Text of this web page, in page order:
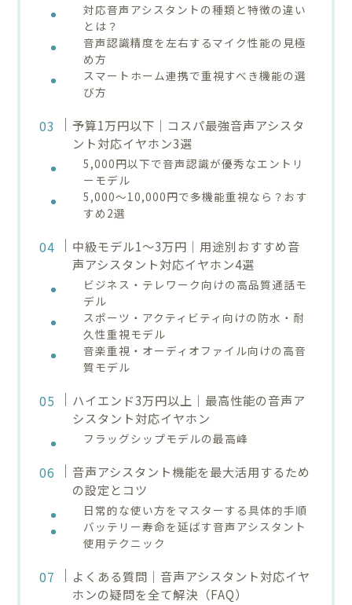
対応音声アシスタントの種類と特徴の違い
とは？
音声認識精度を左右するマイク性能の見極
め方
スマートホーム連携で重視すべき機能の選
び方
予算1万円以下｜コスパ最強音声アシスタ
ント対応イヤホン3選
5,000円以下で音声認識が優秀なエントリ
ーモデル
5,000〜10,000円で多機能重視なら？おす
すめ2選
中級モデル1〜3万円｜用途別おすすめ音
声アシスタント対応イヤホン4選
ビジネス・テレワーク向けの高品質通話モ
デル
スポーツ・アクティビティ向けの防水・耐
久性重視モデル
音楽重視・オーディオファイル向けの高音
質モデル
ハイエンド3万円以上｜最高性能の音声ア
シスタント対応イヤホン
フラッグシップモデルの最高峰
音声アシスタント機能を最大活用するため
の設定とコツ
日常的な使い方をマスターする具体的手順
バッテリー寿命を延ばす音声アシスタント
使用テクニック
よくある質問｜音声アシスタント対応イヤ
ホンの疑問を全て解決（FAQ）